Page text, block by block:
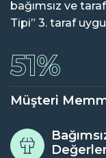
bağımsız ve
Tipi” 3. taraf
81%
Müşteri